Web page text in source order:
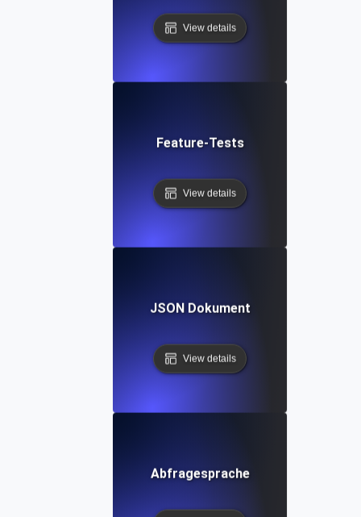
View details
Feature-Tests
View details
JSON Dokument
View details
Abfragesprache